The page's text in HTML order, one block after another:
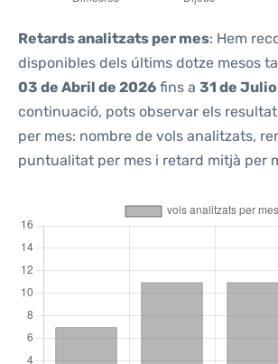
Retards analitzats per mes: Hem
disponibles dels últims dotze mesos
03 de Abril de 2026 fins a 31 de
continuació, pots observar els
per mes: nombre de vols analitzats,
puntualitat per mes i retard mitjà per